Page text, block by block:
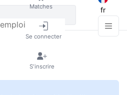
Matches
Se connecter
S'inscrire
fr